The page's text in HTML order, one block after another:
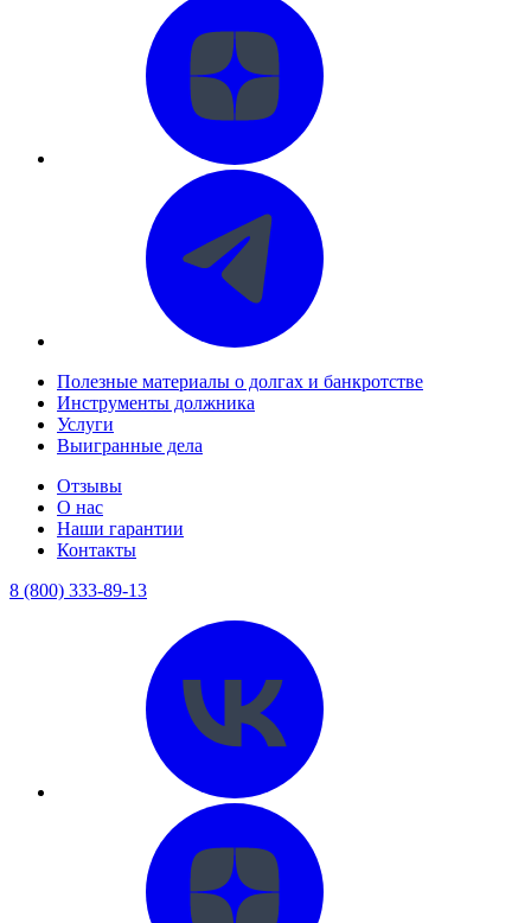
Полезные материалы о долгах и банкротстве
Инструменты должника
Услуги
Выигранные дела
Отзывы
О нас
Наши гарантии
Контакты
8 (800) 333-89-13